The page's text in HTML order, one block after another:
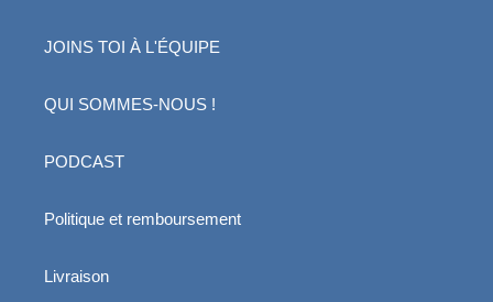
JOINS TOI À L'ÉQUIPE
QUI SOMMES-NOUS !
PODCAST
Politique et remboursement
Livraison